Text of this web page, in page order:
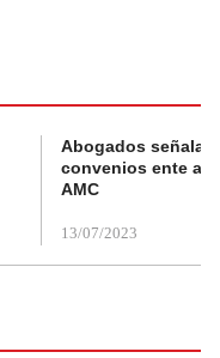
Abogados
convenios ente
AMC
13/07/2023